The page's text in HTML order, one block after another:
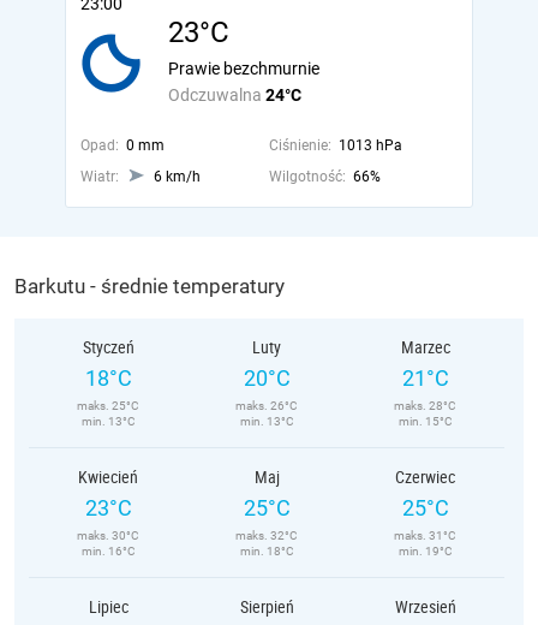
23°C
Odczuwalna 24°C
Prawie bezchmurnie
Opad: 0 mm Ciśnienie: 1013 hPa
Wiatr:
6 km/h Wilgotność: 66%
Barkutu - średnie temperatury
Styczeń
18°C
maks. 25°C
min. 13°C
Luty
20°C
maks. 26°C
min. 13°C
Marzec
21°C
maks. 28°C
min. 15°C
Kwiecień
23°C
maks. 30°C
min. 16°C
Maj
25°C
maks. 32°C
min. 18°C
Czerwiec
25°C
maks. 31°C
min. 19°C
Lipiec Sierpień Wrzesień